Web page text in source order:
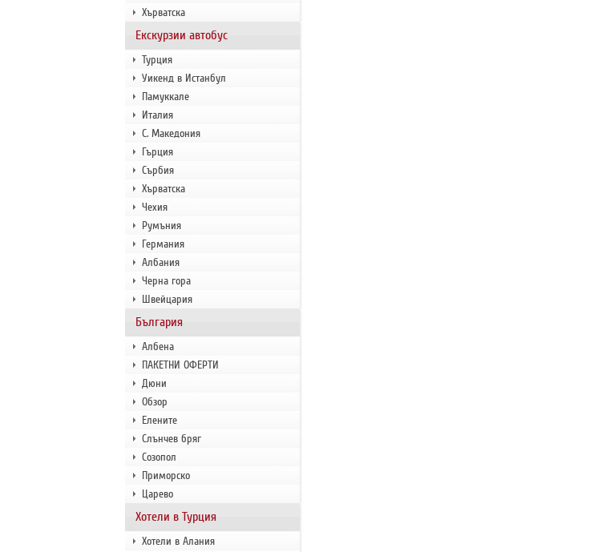
Хърватска
Екскурзии автобус
Турция
Уикенд в Истанбул
Памуккале
Италия
С. Македония
Гърция
Сърбия
Хърватска
Чехия
Румъния
Германия
Албания
Черна гора
Швейцария
България
Албена
ПАКЕТНИ ОФЕРТИ
Дюни
Обзор
Елените
Слънчев бряг
Созопол
Приморско
Царево
Хотели в Турция
Хотели в Алания